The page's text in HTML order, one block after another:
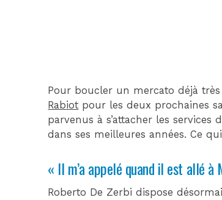
Pour boucler un mercato déjà
Rabiot pour les deux prochaines
parvenus à s’attacher les
dans ses meilleures années. Ce
« Il m’a appelé quand il est allé à
Roberto De Zerbi dispose